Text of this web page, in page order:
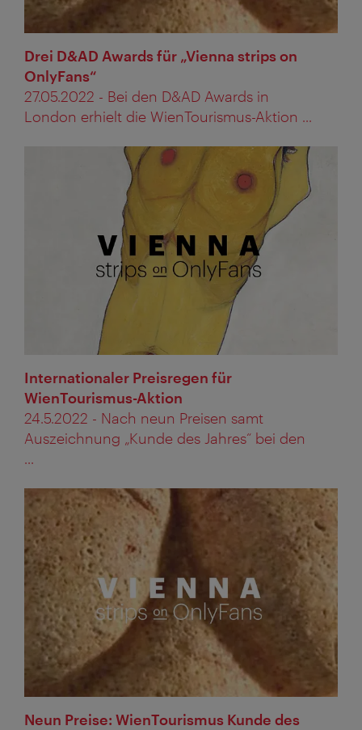
Drei D&AD Awards für „Vienna strips on
OnlyFans“
27.05.2022 - Bei den D&AD Awards in
London erhielt die WienTourismus-Aktion ...
Internationaler Preisregen für
WienTourismus-Aktion
24.5.2022 - Nach neun Preisen samt
Auszeichnung „Kunde des Jahres“ bei den
...
Neun Preise: WienTourismus Kunde des